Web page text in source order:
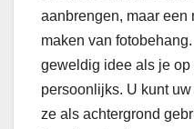
aanbrengen, maar een
maken van
geweldig idee als je
persoonlijks. U kunt
ze als achtergrond